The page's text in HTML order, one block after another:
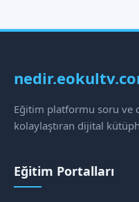
Eğitim platformu soru ve
kolaylaştıran dijital
Eğitim Portalları